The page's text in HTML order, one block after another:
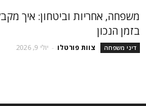
משפחה, אחריות וביטחון: איך
בזמן הנכון
דיני משפחה צוות פורטלו - יולי 9, 2026